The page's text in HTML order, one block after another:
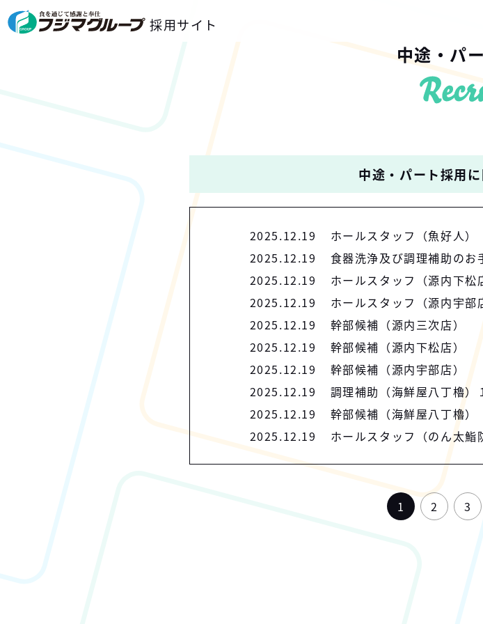
採用サイト
中途・パ
中途・パート採用
2025.12.19
ホールスタッフ（魚好人）
2025.12.19
食器洗浄及び調理補助のお
2025.12.19
ホールスタッフ（源内下
2025.12.19
ホールスタッフ（源内宇部
2025.12.19
幹部候補（源内三次店）
2025.12.19
幹部候補（源内下松店）
2025.12.19
幹部候補（源内宇部店）
2025.12.19
調理補助（海鮮屋八丁櫓）
2025.12.19
幹部候補（海鮮屋八丁櫓）
2025.12.19
ホールスタッフ（のん太
1 2 3